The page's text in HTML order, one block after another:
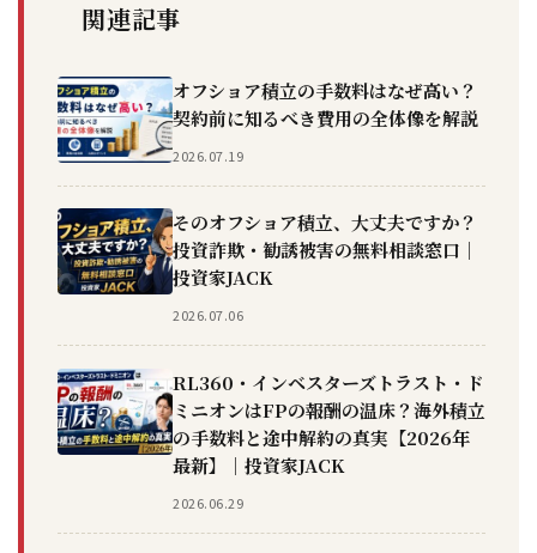
関連記事
オフショア積立の手数料はなぜ高い？
契約前に知るべき費用の全体像を解説
2026.07.19
そのオフショア積立、大丈夫ですか？
投資詐欺・勧誘被害の無料相談窓口｜
投資家JACK
2026.07.06
RL360・インベスターズトラスト・ド
ミニオンはFPの報酬の温床？海外積立
の手数料と途中解約の真実【2026年
最新】｜投資家JACK
2026.06.29